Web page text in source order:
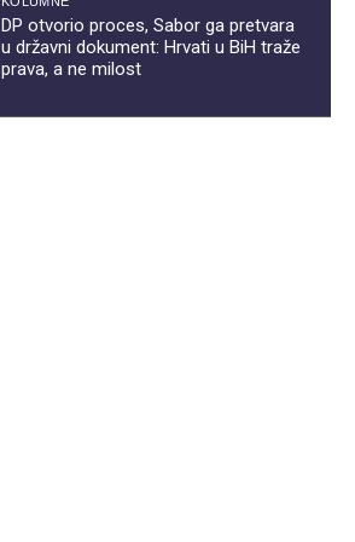
DP otvorio proces, Sabor ga pretvara
u državni dokument: Hrvati u BiH traže
prava, a ne milost